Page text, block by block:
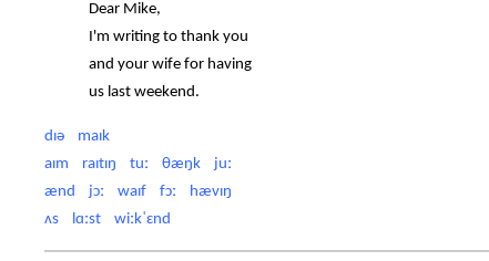
Dear Mike,
I'm writing to thank you
and your wife for having
us last weekend.
dɪə maɪk
aɪm raɪtɪŋ tuː θæŋk juː
ænd jɔː waɪf fɔː hævɪŋ
ʌs lɑːst wiːkˈɛnd